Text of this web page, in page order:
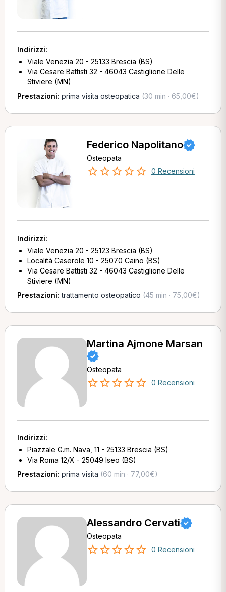
Indirizzi:
Viale Venezia 20 - 25133 Brescia (BS)
Via Cesare Battisti 32 - 46043 Castiglione Delle
Stiviere (MN)
Prestazioni: prima visita osteopatica (30 min · 65,00€)
Federico Napolitano
Osteopata
0 Recensioni
Indirizzi:
Viale Venezia 20 - 25123 Brescia (BS)
Località Caserole 10 - 25070 Caino (BS)
Via Cesare Battisti 32 - 46043 Castiglione Delle
Stiviere (MN)
Prestazioni:trattamento osteopatico (45 min · 75,00€)
Martina Ajmone Marsan
Osteopata
0 Recensioni
Indirizzi:
Piazzale G.m. Nava, 11 - 25133 Brescia (BS)
Via Roma 12/X - 25049 Iseo (BS)
Prestazioni: prima visita (60 min · 77,00€)
Alessandro Cervati
Osteopata
0 Recensioni